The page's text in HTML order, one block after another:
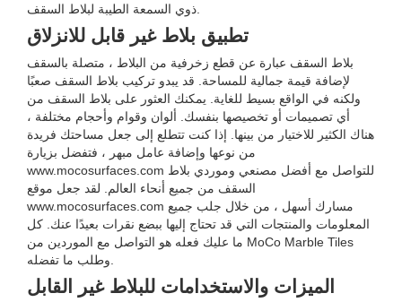
ذوي السمعة الطيبة لبلاط السقف.
تطبيق بلاط غير قابل للانزلاق
بلاط السقف عبارة عن قطع زخرفية من البلاط ، متصلة بالسقف
لإضافة قيمة جمالية للمساحة. قد يبدو تركيب بلاط السقف صعبًا
ولكنه في الواقع بسيط للغاية. يمكنك العثور على بلاط السقف من
أي تصميمات أو تخصيصها بنفسك. ألوان وقوام وأحجام مختلفة ،
هناك الكثير للاختيار من بينها. إذا كنت تتطلع إلى جعل مساحتك فريدة
من نوعها وإضافة عامل مبهر ، فتفضل بزيارة
www.mocosurfaces.com للتواصل مع أفضل مصنعي وموردي بلاط
السقف من جميع أنحاء العالم. لقد جعل موقع
www.mocosurfaces.com مسارك أسهل ، من خلال جلب جميع
المعلومات والمنتجات التي قد تحتاج إليها ببضع نقرات بعيدًا عنك. كل
ما عليك فعله هو التواصل مع الموردين من MoCo Marble Tiles
وطلب ما تفضله.
الميزات والاستخدامات للبلاط غير القابل